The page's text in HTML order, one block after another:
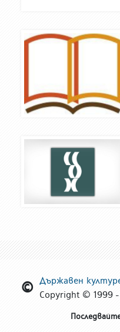
Държавен
Copyright © 1999